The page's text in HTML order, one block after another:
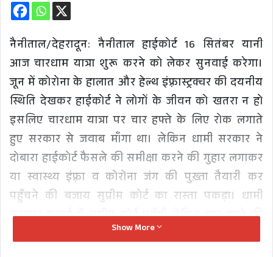
नैनीताल/देहरादून: नैनीताल हाईकोर्ट 16 सितंबर यानी
आज चारधाम यात्रा शुरू करने को लेकर सुनवाई करेगा।
जून में कोरोना के हालात और हेल्थ इंफ़्रास्ट्रक्चर की दयनीय
स्थिति देखकर हाईकोर्ट ने लोगों के जीवन को खतरा न हो
इसलिए चारधाम यात्रा पर चार हफ्ते के लिए रोक लगाते
हुए सरकार से जवाब माँगा था। लेकिन धामी सरकार ने
दोबारा हाईकोर्ट फैसले की समीक्षा करने की गुहार लगाकर
या स्वास्थ्य इंफ़्रा व कोरोना जंग की पुख़्ता तैयारी कर
पहुँचने की बजाय सुप्रीम कोर्ट का रास्ता पकड़ा। धामी
सरकार जुलाई में सुप्रीम कोर्ट पहुँची लेकिन चार हफ्ते की
HC रोक हटवाने के मामले की लिस्टिंग कराने में ही उसे
Show More